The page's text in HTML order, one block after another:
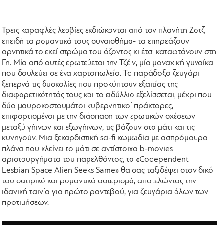
Τρεις καραφλές λεσβίες εκδιώκονται από τον πλανήτη Ζοτζ
επειδή τα ρομαντικά τους συναισθήμα- τα επηρεάζουν
αρνητικά το εκεί στρώμα του όζοντος κι έτσι καταφτάνουν στη
Γη. Μία από αυτές ερωτεύεται την Τζέιν, μία μοναχική γυναίκα
που δουλεύει σε ένα χαρτοπωλείο. Το παράδοξο ζευγάρι
ξεπερνά τις δυσκολίες που προκύπτουν εξαιτίας της
διαφορετικότητάς τους και το ειδύλλιο εξελίσσεται, μέχρι που
δύο μαυροκοστουμάτοι κυβερνητικοί πράκτορες,
επιφορτισμένοι με την διάσπαση των ερωτικών σχέσεων
μεταξύ γήινων και εξωγήινων, τις βάζουν στο μάτι και τις
κυνηγούν. Μια ξεκαρδιστική sci-fi κωμωδία με ασπρόμαυρα
πλάνα που κλείνει το μάτι σε αντίστοιχα b-movies
αριστουργήματα του παρελθόντος, το «Codependent
Lesbian Space Alien Seeks Same» θα σας ταξιδέψει στον δικό
του σατιρικό και ρομαντικό αστερισμό, αποτελώντας την
ιδανική ταινία για πρώτο ραντεβού, για ζευγάρια όλων των
προτιμήσεων.